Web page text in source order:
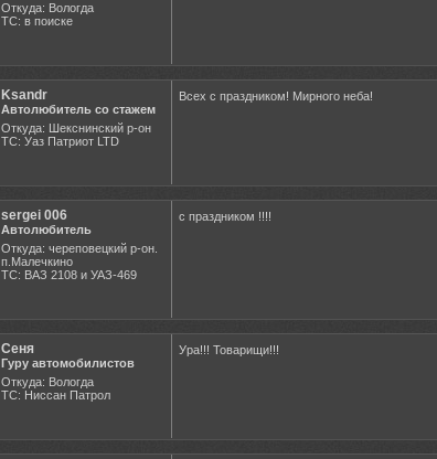
Откуда: Вологда
ТС: в поиске
Ksandr
Автолюбитель со стажем
Откуда: Шекснинский р-он
ТС: Уаз Патриот LTD
Всех с праздником! Мирного неба!
sergei 006
Автолюбитель
Откуда: череповецкий р-он.
п.Малечкино
ТС: ВАЗ 2108 и УАЗ-469
с праздником !!!!
Сеня
Гуру автомобилистов
Откуда: Вологда
ТС: Ниссан Патрол
Ура!!! Товарищи!!!